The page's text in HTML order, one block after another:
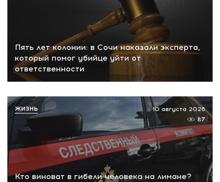
Пять лет колонии: в Сочи наказали эксперта,
который помог убийце уйти от
ответственности
Кто виноват в гибели человека на лимане?
10 августа 2026
87
ЖИЗНЬ